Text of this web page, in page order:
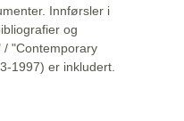
Innførsler i
og
/ "Contemporary
1997) er inkludert.